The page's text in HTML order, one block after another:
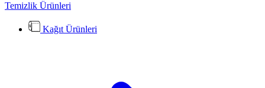
Temizlik Ürünleri
Kağıt Ürünleri